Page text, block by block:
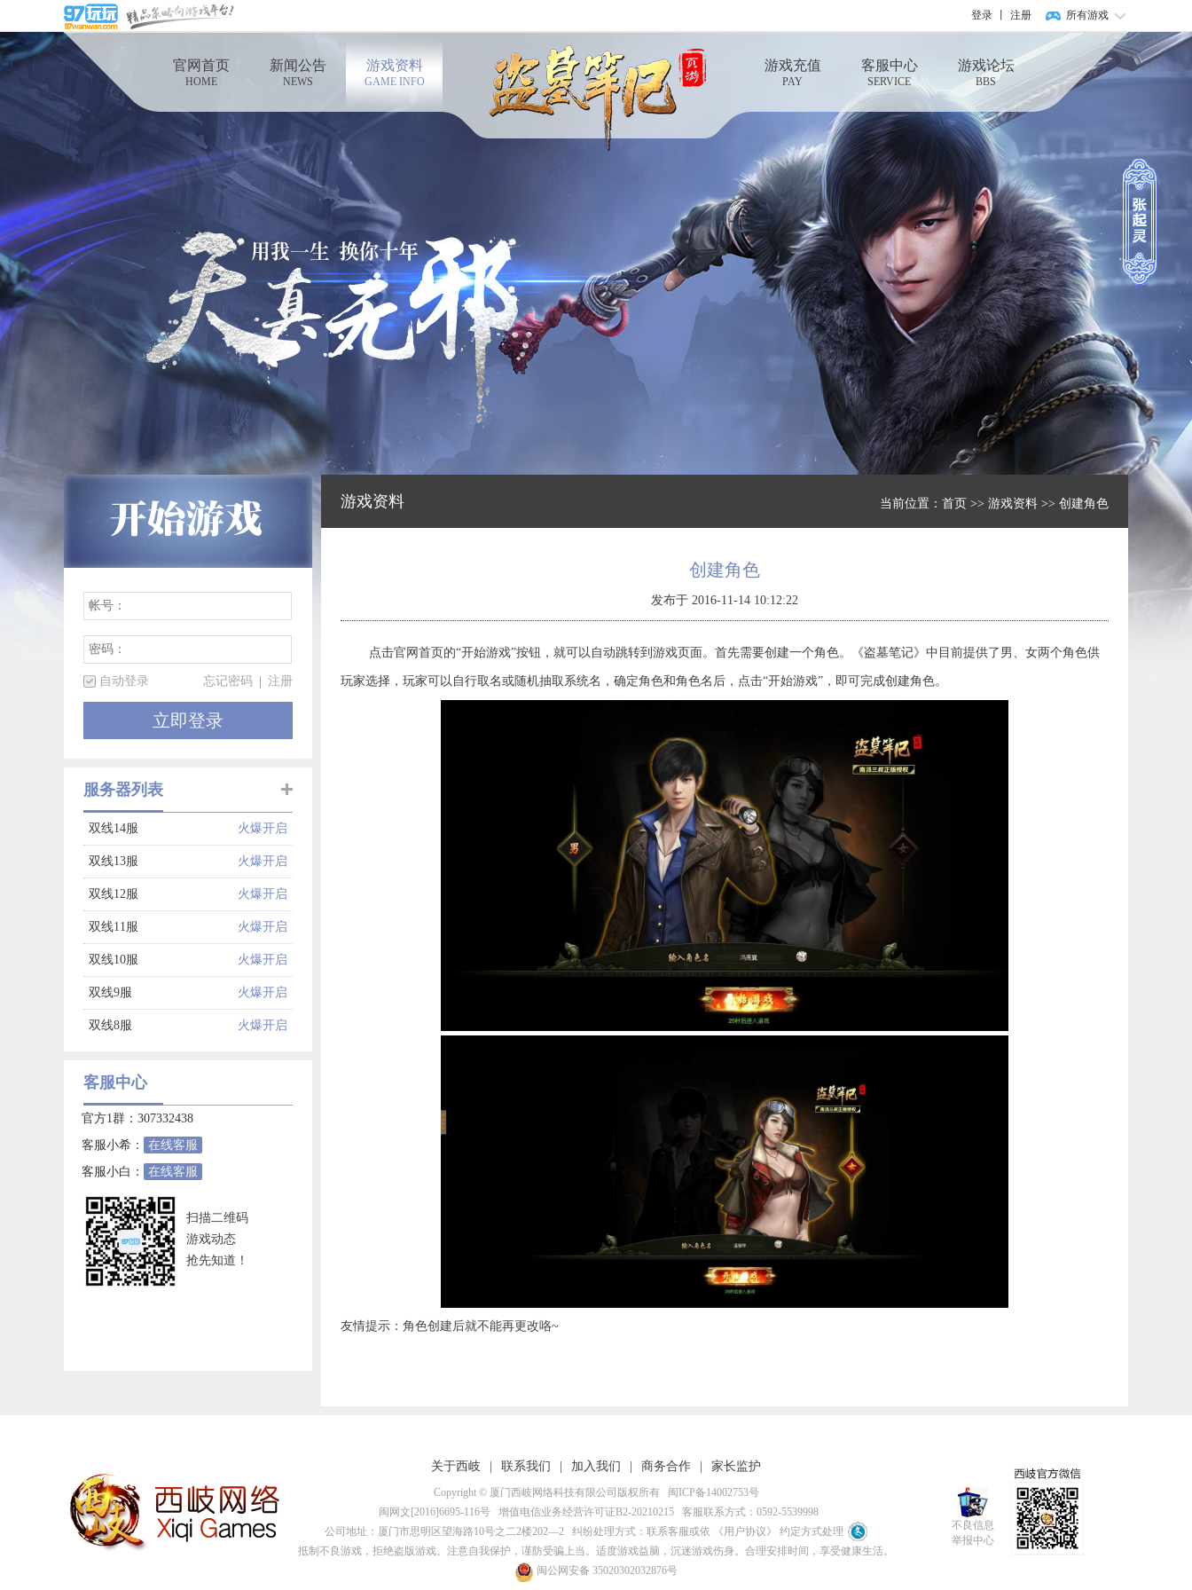
所有游戏
登录 注册
官网首页
HOME
新闻公告
NEWS
游戏资料
GAME INFO
游戏充值
PAY
客服中心
SERVICE
游戏论坛
BBS
自动登录 注册
忘记密码
立即登录
服务器列表
双线14服 火爆开启
双线13服 火爆开启
双线12服 火爆开启
双线11服 火爆开启
双线10服 火爆开启
双线9服 火爆开启
双线8服 火爆开启
客服中心
官方1群：307332438
客服小希：
在线客服
客服小白：
在线客服
扫描二维码
游戏动态
抢先知道！
游戏资料 当前位置： 首页 >> 游戏资料 >> 创建角色
创建角色
发布于 2016-11-14 10:12:22
点击官网首页的“开始游戏”按钮，就可以自动跳转到游戏页面。首先需要创建一个角色。《盗墓笔记》中目前提供了男、女两个角色供
玩家选择，玩家可以自行取名或随机抽取系统名，确定角色和角色名后，点击“开始游戏”，即可完成创建角色。
友情提示：角色创建后就不能再更改咯~
关于西岐 联系我们 加入我们 商务合作 家长监护
Copyright © 厦门西岐网络科技有限公司版权所有
闽ICP备14002753号
闽网文[2016]6695-116号
增值电信业务经营许可证B2-20210215
客服联系方式：0592-5539998
公司地址：厦门市思明区望海路10号之二2楼202—2
纠纷处理方式：联系客服或依 《用户协议》
约定方式处理
抵制不良游戏，拒绝盗版游戏。注意自我保护，谨防受骗上当。适度游戏益脑，沉迷游戏伤身。合理安排时间，享受健康生活。
闽公网安备 35020302032876号
不良信息
举报中心